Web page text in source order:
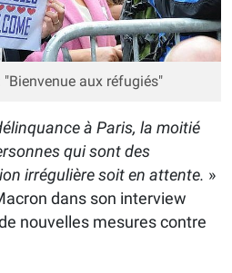
aux réfugiés"
à Paris, la moitié
qui sont des
irrégulière soit en attente. »
dans son interview
nouvelles mesures contre